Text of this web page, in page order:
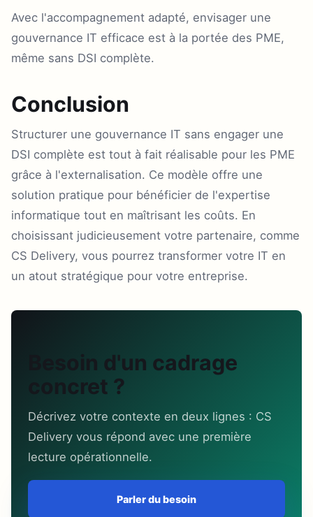
Avec l'accompagnement adapté, envisager une
gouvernance IT efficace est à la portée des PME,
même sans DSI complète.
Conclusion
Structurer une gouvernance IT sans engager une
DSI complète est tout à fait réalisable pour les PME
grâce à l'externalisation. Ce modèle offre une
solution pratique pour bénéficier de l'expertise
informatique tout en maîtrisant les coûts. En
choisissant judicieusement votre partenaire, comme
CS Delivery, vous pourrez transformer votre IT en
un atout stratégique pour votre entreprise.
Besoin d'un cadrage
concret ?
Décrivez votre contexte en deux lignes : CS
Delivery vous répond avec une première
lecture opérationnelle.
Parler du besoin